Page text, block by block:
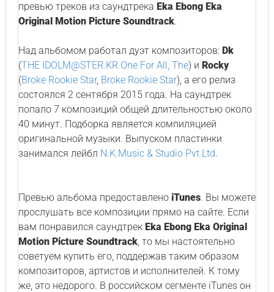
превью треков из саундтрека Eka Ebong Eka
Original Motion Picture Soundtrack.
Над альбомом работал дуэт композиторов: Dk
(THE IDOLM@STER.KR One For All, The) и Rocky
(Broke Rookie Star, Broke Rookie Star), а его релиз
состоялся 2 сентября 2015 года. На саундтрек
попало 7 композиций общей длительностью около
40 минут. Подборка является компиляцией
оригинальной музыки. Выпуском пластинки
занимался лейбл N.K.Music & Studio Pvt Ltd.
Превью альбома предоставлено iTunes. Вы можете
прослушать все композиции прямо на сайте. Если
вам понравился саундтрек Eka Ebong Eka Original
Motion Picture Soundtrack, то мы настоятельно
советуем купить его, поддержав таким образом
композиторов, артистов и исполнителей. К тому
же, это недорого. В российском сегменте iTunes он